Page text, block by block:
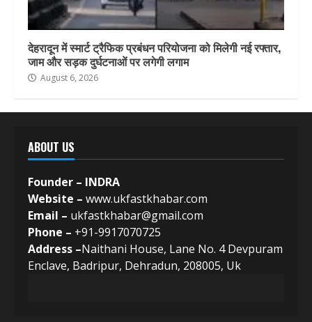
देहरादून में स्मार्ट ट्रैफिक प्रबंधन परियोजना को मिलेगी नई रफ्तार,
जाम और सड़क दुर्घटनाओं पर लगेगी लगाम
August 6, 2026
ABOUT US
Founder – INDRA
Website – www.ukfastkhabar.com
Email – ukfastkhabar@gmail.com
Phone – +91-9917070725
Address –Naithani House, Lane No. 4 Devpuram
Enclave, Badripur, Dehradun, 208005, Uk